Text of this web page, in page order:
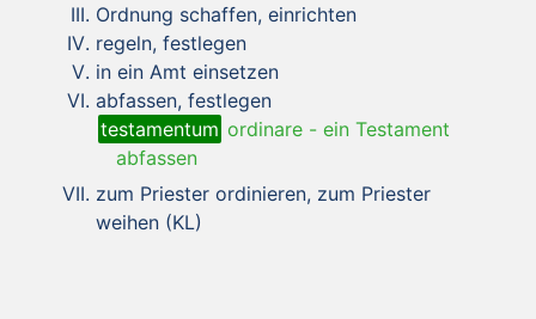
Ordnung schaffen, einrichten
regeln, festlegen
in ein Amt einsetzen
abfassen, festlegen
testamentum ordinare - ein Testament
abfassen
zum Priester ordinieren, zum Priester
weihen (KL)